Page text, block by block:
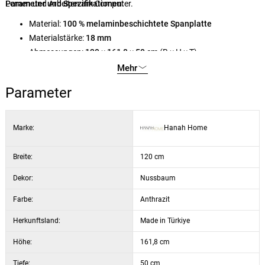
Lernen und Arbeiten am Computer.
Parameter und Spezifikationen:
Material: 100 % melaminbeschichtete Spanplatte
Materialstärke: 18 mm
Abmessungen: 120 × 161,8 × 50 cm (B × H × T)
Nussbaum/Anthrazit
Mehr
Parameter
Marke: Hanah Home
Breite: 120 cm
Dekor: Nussbaum
Farbe: Anthrazit
Herkunftsland: Made in Türkiye
Höhe: 161,8 cm
Tiefe: 50 cm